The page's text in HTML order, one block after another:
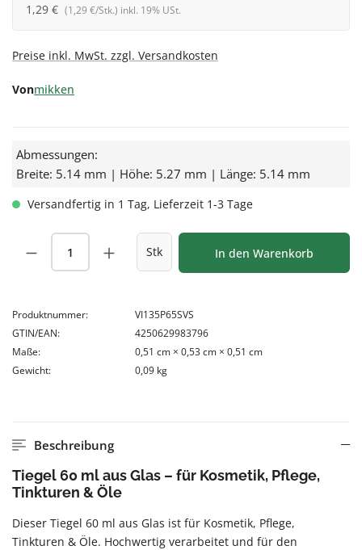
1,29 € (1,29 €/Stk.) inkl. 19% USt.
Preise inkl. MwSt. zzgl. Versandkosten
Vonmikken
Abmessungen:
Breite: 5.14 mm | Höhe: 5.27 mm | Länge: 5.14 mm
Versandfertig in 1 Tag, Lieferzeit 1-3 Tage
Produkt Anzahl: Gib den gewünschten
Stk In den Warenkorb
Produktnummer:
VI135P65SVS
GTIN/EAN:
4250629983796
Maße:
0,51 cm × 0,53 cm × 0,51 cm
Gewicht:
0,09 kg
Beschreibung
Tiegel 60 ml aus Glas – für Kosmetik, Pflege,
Tinkturen & Öle
Dieser Tiegel 60 ml aus Glas ist für Kosmetik, Pflege,
Tinkturen & Öle. Hochwertig verarbeitet und für den